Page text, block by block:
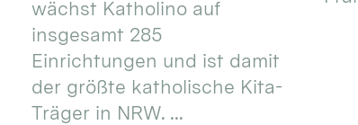
wächst Katholino auf
insgesamt 285
Einrichtungen und ist damit
der größte katholische Kita-
Träger in NRW. ...